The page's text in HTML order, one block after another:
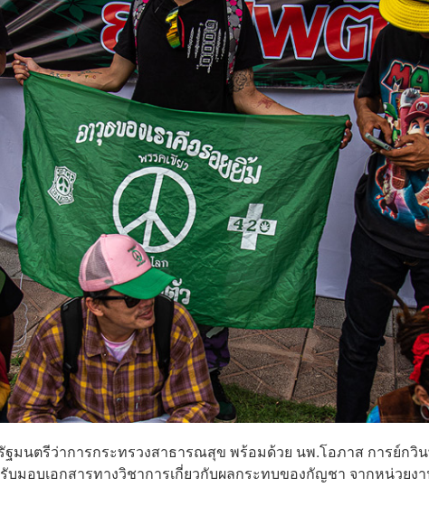
มนตรีว่าการกระทรวงสาธารณสุข พร้อมด้วย นพ.โอภาส การย์กวิ
มอบเอกสารทางวิชาการเกี่ยวกับผลกระทบของกัญชา จากหน่วยง